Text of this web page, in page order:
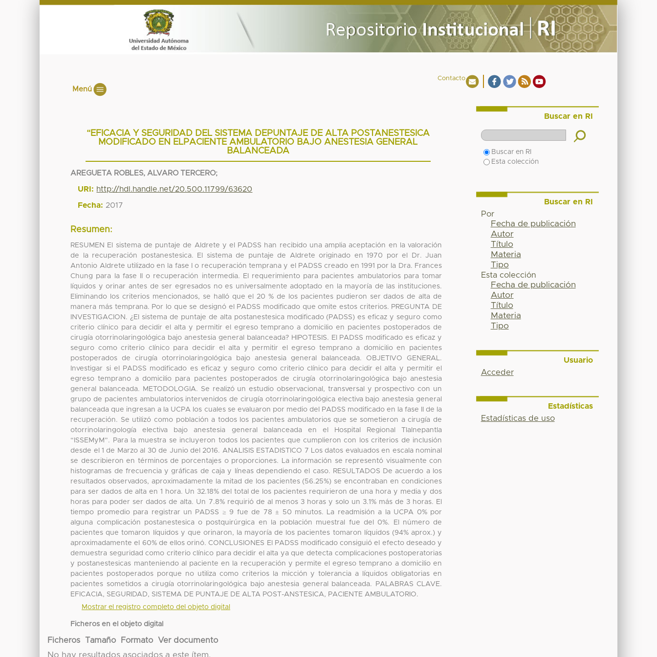
Contacto
Menú
“EFICACIA Y SEGURIDAD DEL SISTEMA DEPUNTAJE DE ALTA POSTANESTESICA
MODIFICADO EN ELPACIENTE AMBULATORIO BAJO ANESTESIA GENERAL
BALANCEADA
AREGUETA ROBLES, ALVARO TERCERO;
URI: http://hdl.handle.net/20.500.11799/63620
Fecha: 2017
Resumen:
RESUMEN El sistema de puntaje de Aldrete y el PADSS han recibido una amplia aceptación en la valoración
de la recuperación postanestesica. El sistema de puntaje de Aldrete originado en 1970 por el Dr. Juan
Antonio Aldrete utilizado en la fase I o recuperación temprana y el PADSS creado en 1991 por la Dra. Frances
Chung para la fase II o recuperación intermedia. El requerimiento para pacientes ambulatorios para tomar
líquidos y orinar antes de ser egresados no es universalmente adoptado en la mayoría de las instituciones.
Eliminando los criterios mencionados, se halló que el 20 % de los pacientes pudieron ser dados de alta de
manera más temprana. Por lo que se designó el PADSS modificado que omite estos criterios. PREGUNTA DE
INVESTIGACION. ¿El sistema de puntaje de alta postanestesica modificado (PADSS) es eficaz y seguro como
criterio clínico para decidir el alta y permitir el egreso temprano a domicilio en pacientes postoperados de
cirugía otorrinolaringológica bajo anestesia general balanceada? HIPOTESIS. El PADSS modificado es eficaz y
seguro como criterio clínico para decidir el alta y permitir el egreso temprano a domicilio en pacientes
postoperados de cirugía otorrinolaringológica bajo anestesia general balanceada. OBJETIVO GENERAL.
Investigar si el PADSS modificado es eficaz y seguro como criterio clínico para decidir el alta y permitir el
egreso temprano a domicilio para pacientes postoperados de cirugía otorrinolaringológica bajo anestesia
general balanceada. METODOLOGIA. Se realizó un estudio observacional, transversal y prospectivo con un
grupo de pacientes ambulatorios intervenidos de cirugía otorrinolaringológica electiva bajo anestesia general
balanceada que ingresan a la UCPA los cuales se evaluaron por medio del PADSS modificado en la fase II de la
recuperación. Se utilizó como población a todos los pacientes ambulatorios que se sometieron a cirugía de
otorrinolaringología electiva bajo anestesia general balanceada en el Hospital Regional Tlalnepantla
“ISSEMyM”. Para la muestra se incluyeron todos los pacientes que cumplieron con los criterios de inclusión
desde el 1 de Marzo al 30 de Junio del 2016. ANALISIS ESTADISTICO 7 Los datos evaluados en escala nominal
se describieron en términos de porcentajes o proporciones. La información se representó visualmente con
histogramas de frecuencia y gráficas de caja y líneas dependiendo el caso. RESULTADOS De acuerdo a los
resultados observados, aproximadamente la mitad de los pacientes (56.25%) se encontraban en condiciones
para ser dados de alta en 1 hora. Un 32.18% del total de los pacientes requirieron de una hora y media y dos
horas para poder ser dados de alta. Un 7.8% requirió de al menos 3 horas y solo un 3.1% más de 3 horas. El
tiempo promedio para registrar un PADSS ≥ 9 fue de 78 ± 50 minutos. La readmisión a la UCPA 0% por
alguna complicación postanestesica o postquirúrgica en la población muestral fue del 0%. El número de
pacientes que tomaron líquidos y que orinaron, la mayoría de los pacientes tomaron líquidos (94% aprox.) y
aproximadamente el 60% de ellos orinó. CONCLUSIONES El PADSS modificado consiguió el efecto deseado y
demuestra seguridad como criterio clínico para decidir el alta ya que detecta complicaciones postoperatorias
y postanestesicas manteniendo al paciente en la recuperación y permite el egreso temprano a domicilio en
pacientes postoperados porque no utiliza como criterios la micción y tolerancia a líquidos obligatorias en
pacientes sometidos a cirugía otorrinolaringológica bajo anestesia general balanceada. PALABRAS CLAVE.
EFICACIA, SEGURIDAD, SISTEMA DE PUNTAJE DE ALTA POST-ANSTESICA, PACIENTE AMBULATORIO.
Mostrar el registro completo del objeto digital
Ficheros en el objeto digital
Ficheros Tamaño Formato
Ver documento
No hay resultados asociados a este ítem.
Buscar en RI
Buscar en RI
Esta colección
Buscar en RI
Por
Fecha de publicación
Autor
Título
Materia
Tipo
Esta colección
Fecha de publicación
Autor
Título
Materia
Tipo
Usuario
Acceder
Estadísticas
Estadísticas de uso